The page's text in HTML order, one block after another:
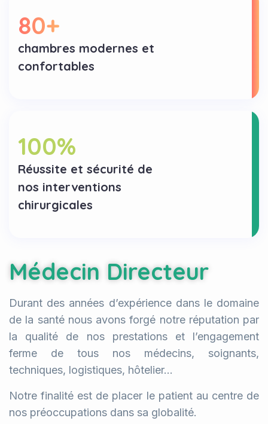
80+
chambres modernes et
confortables
100%
Réussite et sécurité de
nos interventions
chirurgicales
Médecin Directeur
Durant des années d’expérience dans le domaine
de la santé nous avons forgé notre réputation par
la qualité de nos prestations et l’engagement
ferme de tous nos médecins, soignants,
techniques, logistiques, hôtelier…
Notre finalité est de placer le patient au centre de
nos préoccupations dans sa globalité.